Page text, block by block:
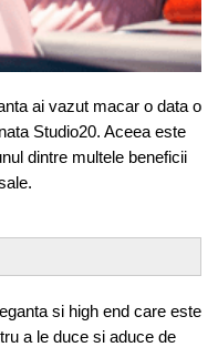
ai vazut macar o data o
Studio20. Aceea este
dintre multele beneficii
si high end care este
a le duce si aduce de